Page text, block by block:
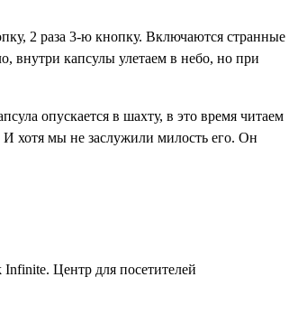
2 раза 3-ю кнопку. Включаются странные
внутри капсулы улетаем в небо, но при
опускается в шахту, в это время читаем
И хотя мы не заслужили милость его. Он